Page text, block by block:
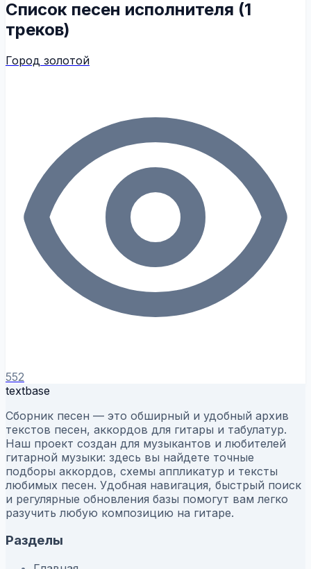
Список песен исполнителя (1
треков)
Город золотой
552
textbase
Сборник песен — это обширный и удобный архив
текстов песен, аккордов для гитары и табулатур.
Наш проект создан для музыкантов и любителей
гитарной музыки: здесь вы найдете точные
подборы аккордов, схемы аппликатур и тексты
любимых песен. Удобная навигация, быстрый поиск
и регулярные обновления базы помогут вам легко
разучить любую композицию на гитаре.
Разделы